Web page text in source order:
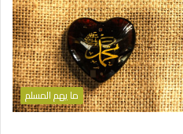
ما يهم المسلم